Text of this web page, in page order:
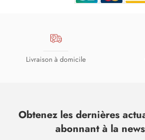
Livraison à domicile
Obtenez les dernières
abonnant à la